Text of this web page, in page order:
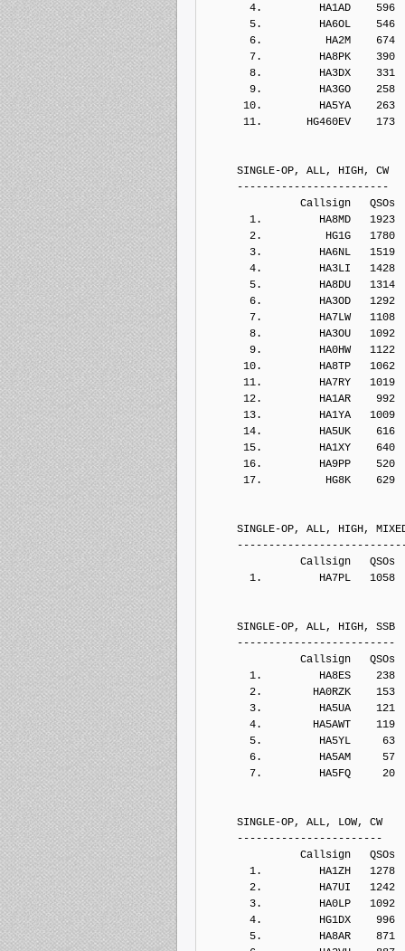
4.         HA1AD    596
5.         HA6OL    546
6.          HA2M    674
7.         HA8PK    390
8.         HA3DX    331
9.         HA3GO    258
10.         HA5YA    263
11.       HG460EV    173
SINGLE-OP, ALL, HIGH, CW
------------------------
Callsign   QSOs  Points
1.         HA8MD   1923
2.          HG1G   1780
3.         HA6NL   1519
4.         HA3LI   1428
5.         HA8DU   1314
6.         HA3OD   1292
7.         HA7LW   1108
8.         HA3OU   1092
9.         HA0HW   1122
10.         HA8TP   1062
11.         HA7RY   1019
12.         HA1AR    992
13.         HA1YA   1009
14.         HA5UK    616
15.         HA1XY    640
16.         HA9PP    520
17.          HG8K    629
SINGLE-OP, ALL, HIGH,
Callsign   QSOs  Points
1.         HA7PL   1058
SINGLE-OP, ALL, HIGH, SSB
-------------------------
Callsign   QSOs  Points
1.         HA8ES    238
2.        HA0RZK    153
3.         HA5UA    121
4.        HA5AWT    119
5.         HA5YL     63
6.         HA5AM     57
7.         HA5FQ     20
SINGLE-OP, ALL, LOW, CW
-----------------------
Callsign   QSOs  Points
1.         HA1ZH   1278
2.         HA7UI   1242
3.         HA0LP   1092
4.         HG1DX    996
5.         HA8AR    871